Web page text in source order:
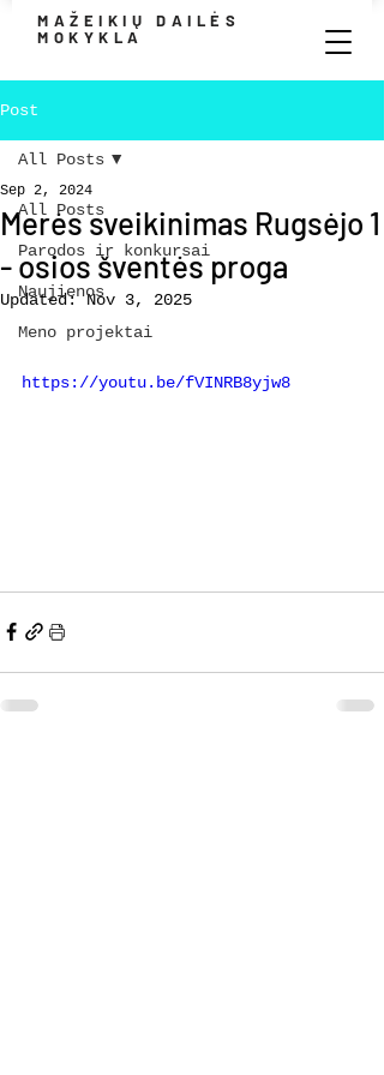
MAŽEIKIŲ DAILĖS
MOKYKLA
Post
All Posts
Parodos ir konkursai
Naujienos
Meno projektai
All Posts
Merės sveikinimas Rugsėjo 1
- osios šventės proga
Sep 2, 2024
Updated:Nov 3, 2025
https://youtu.be/fVINRB8yjw8